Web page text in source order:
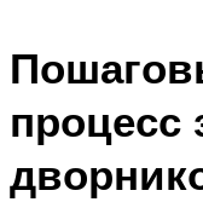
процесс